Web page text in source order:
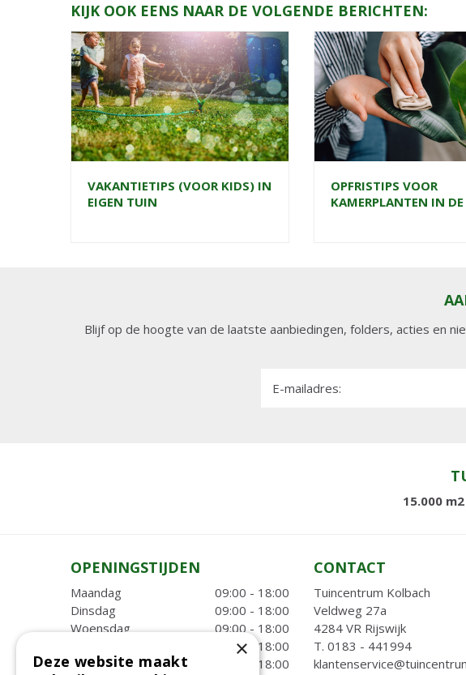
KIJK OOK EENS NAAR DE VOLGENDE BERICHTEN:
VAKANTIETIPS (VOOR KIDS) IN
EIGEN TUIN
OPFRISTIPS VOOR
KAMERPLANTEN IN
Blijf op de hoogte van de laatste aanbiedingen, folders, acties en
E-mailadres:
15.000
OPENINGSTIJDEN
Maandag
09:00 - 18:00
Dinsdag
09:00 - 18:00
Woensdag
09:00 - 18:00
09:00 - 18:00
Vrijdag
09:00 - 18:00
CONTACT
Tuincentrum Kolbach
Veldweg 27a
4284 VR Rijswijk
T. 0183 - 441994
×
Deze website maakt